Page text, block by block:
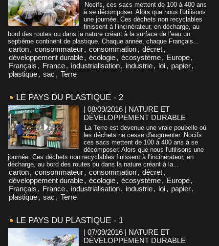
Nocifs, ces sacs mettent de 100 à 400 ans
à se décomposer. Alors que nous l'utilisons
une journée. Ces déchets non recyclables
finissent à l’incinérateur, en décharge, au
bord des routes ou dans la nature créant à la surface de l’eau un
septième continent de plastique. Chaque année, chaque Français...
carton, consommateur, consommation, décret,
développement durable, écologie, écosystème, Europe,
Français , France, industrialisation, industrie, loi, papier,
plastique, sac , Terre
LE PAYS DU PLASTIQUE - 2
| 08/09/2016 | NATURE ET
DÉVELOPPEMENT DURABLE
La Terre est devenue une vraie poubelle où
les déchets ne cesse d'augmenter. Nocifs
ces sacs mettent de 100 à 400 ans à se
décomposer. Alors que nous l'utilisons une
journée. Ces déchets non recyclables finissent à l’incinérateur, en
décharge, au bord des routes ou dans la nature créant à la...
carton, consommateur, consommation, décret,
développement durable, écologie, écosystème, Europe,
Français , France, industrialisation, industrie, loi, papier,
plastique, sac , Terre
LE PAYS DU PLASTIQUE - 1
| 07/09/2016 | NATURE ET
DÉVELOPPEMENT DURABLE